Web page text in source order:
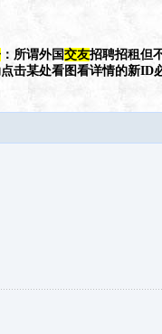
：所谓外国交友招聘招租但
击某处看图看详情的新ID